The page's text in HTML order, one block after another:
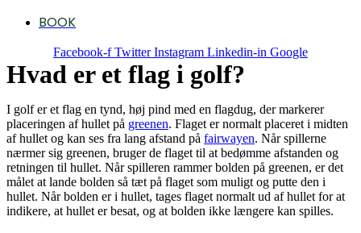
BOOK
Facebook-f Twitter Instagram Linkedin-in Google
Hvad er et flag i golf?
I golf er et flag en tynd, høj pind med en flagdug, der markerer
placeringen af hullet på greenen. Flaget er normalt placeret i midten
af hullet og kan ses fra lang afstand på fairwayen. Når spillerne
nærmer sig greenen, bruger de flaget til at bedømme afstanden og
retningen til hullet. Når spilleren rammer bolden på greenen, er det
målet at lande bolden så tæt på flaget som muligt og putte den i
hullet. Når bolden er i hullet, tages flaget normalt ud af hullet for at
indikere, at hullet er besat, og at bolden ikke længere kan spilles.